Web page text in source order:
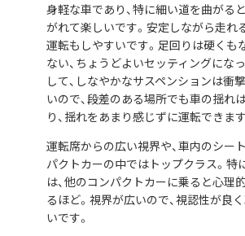
身軽な車であり、特に細い道を曲がる
がれて楽しいです。安定しながら走れ
運転もしやすいです。足回りは硬くも
ない、ちょうどよいセッティングにな
して、しなやかなサスペンションは衝
いので、段差のある場所でも車の揺れ
り、揺れをあまり感じずに運転できます
運転席からの広い視界や、車内のシー
パクトカーの中ではトップクラス。特
は、他のコンパクトカーに乗ると心理
るほど。視界が広いので、視認性が良
いです。